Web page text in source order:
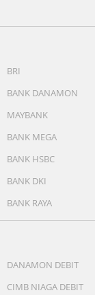
BRI
BANK DANAMON
MAYBANK
BANK MEGA
BANK HSBC
BANK DKI
BANK RAYA
DANAMON DEBIT
CIMB NIAGA DEBIT